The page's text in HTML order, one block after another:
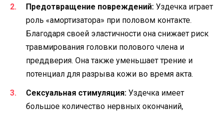
Предотвращение повреждений: Уздечка играет
роль «амортизатора» при половом контакте.
Благодаря своей эластичности она снижает риск
травмирования головки полового члена и
преддверия. Она также уменьшает трение и
потенциал для разрыва кожи во время акта.
Сексуальная стимуляция: Уздечка имеет
большое количество нервных окончаний,